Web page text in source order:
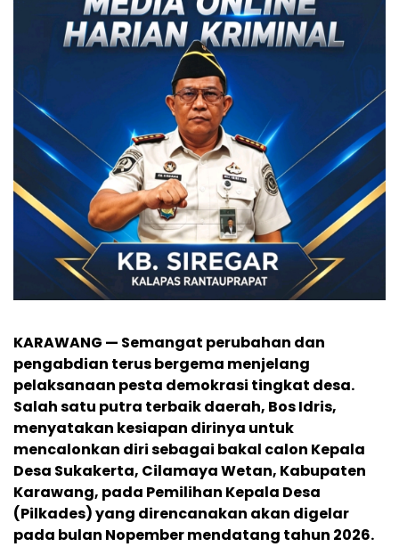
KARAWANG — Semangat perubahan dan
pengabdian terus bergema menjelang
pelaksanaan pesta demokrasi tingkat desa.
Salah satu putra terbaik daerah, Bos Idris,
menyatakan kesiapan dirinya untuk
mencalonkan diri sebagai bakal calon Kepala
Desa Sukakerta, Cilamaya Wetan, Kabupaten
Karawang, pada Pemilihan Kepala Desa
(Pilkades) yang direncanakan akan digelar
pada bulan Nopember mendatang tahun 2026.